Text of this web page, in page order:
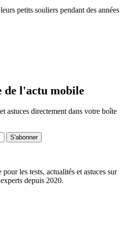
petits souliers pendant des années
de l'actu mobile
astuces directement dans votre boîte
S'abonner
les tests, actualités et astuces sur
depuis 2020.